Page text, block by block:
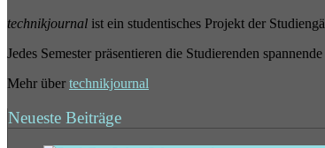
technikjournal ist ein studentisches Projekt der
Jedes Semester präsentieren die Studierenden
Mehr über technikjournal
Neueste Beiträge